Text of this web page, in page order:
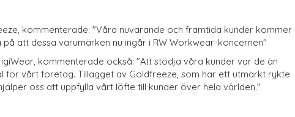
kommenterade: "Våra nuvarande och framtida kunder kommer
att dessa varumärken nu ingår i RW Workwear-koncernen"
kommenterade också: "Att stödja våra kunder var de än
för vårt företag. Tillägget av Goldfreeze, som har ett utmärkt rykte
oss att uppfylla vårt löfte till kunder över hela världen."